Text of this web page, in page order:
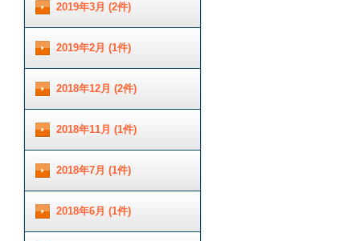
2019年3月 (2件)
2019年2月 (1件)
2018年12月 (2件)
2018年11月 (1件)
2018年7月 (1件)
2018年6月 (1件)